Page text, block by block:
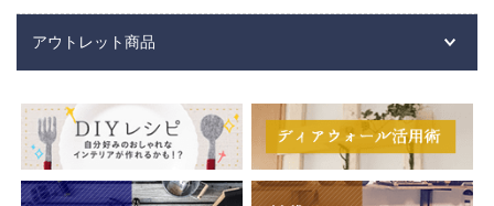
アウトレット商品